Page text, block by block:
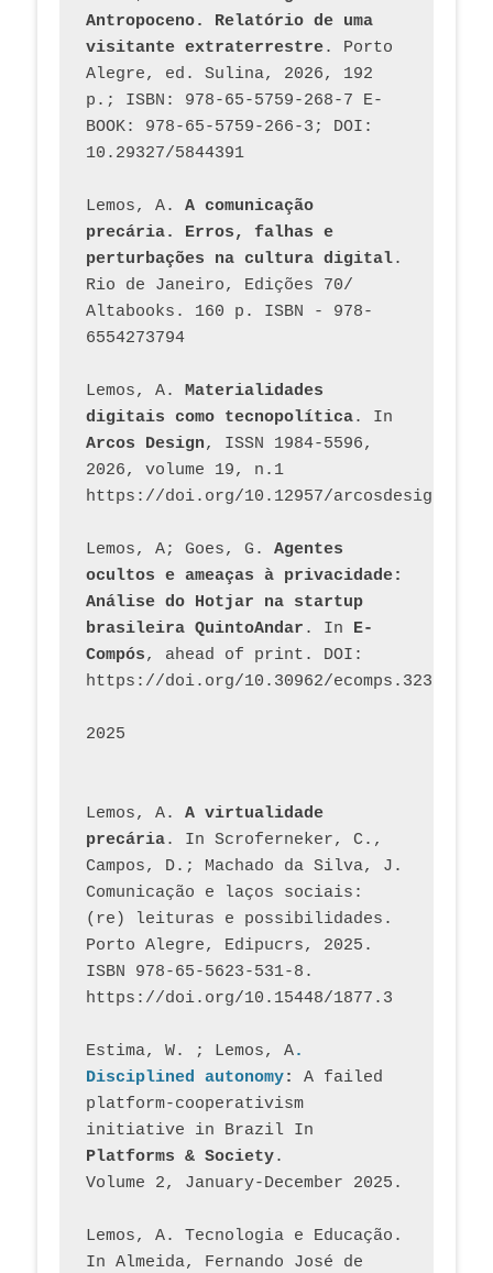
Antropoceno. Relatório de uma
visitante extraterrestre. Porto
Alegre, ed. Sulina, 2026, 192
p.; ISBN: 978-65-5759-268-7 E-
BOOK: 978-65-5759-266-3; DOI:
10.29327/5844391
Lemos, A. A comunicação
precária. Erros, falhas e
perturbações na cultura digital.
Rio de Janeiro, Edições 70/
Altabooks. 160 p. ISBN - 978-
6554273794
Lemos, A. Materialidades
digitais como tecnopolítica
Arcos Design, ISSN 1984-5596,
2026, volume 19, n.1
https://doi.org/10.12957/
Lemos, A; Goes, G. Agentes
ocultos e ameaças à privacidade:
Análise do Hotjar na startup
brasileira QuintoAndar . In E-
Compós, ahead of print. DOI:
https://doi.org/10.30962/ecomps.3231
2025
Lemos, A. A virtualidade
precária. In Scroferneker, C.,
Campos, D.; Machado da Silva, J.
Comunicação e laços sociais:
(re) leituras e possibilidades.
Porto Alegre, Edipucrs, 2025.
ISBN 978-65-5623-531-8.
https://doi.org/10.15448/1877.3
Estima, W. ; Lemos, A.
Disciplined autonomy: A failed
platform-cooperativism
initiative in Brazil In
Platforms & Society.
Volume 2, January-December 2025.
Lemos, A. Tecnologia e Educação.
In Almeida, Fernando José de